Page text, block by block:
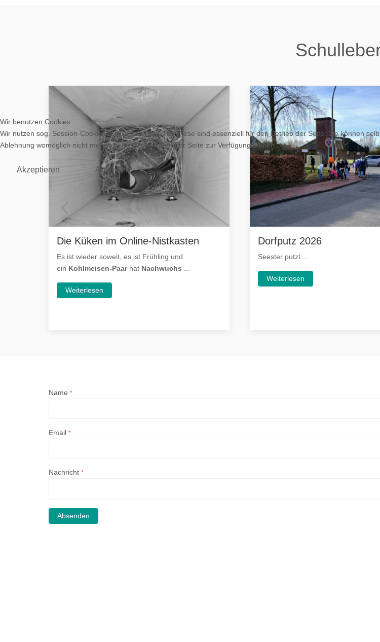
Die Küken im Online-Nistkasten
Es ist wieder soweit, es ist Frühling und
ein Kohlmeisen-Paarhat Nachwuchs
Weiterlesen
Dorfputz 2026
Seester putzt ...
Weiterlesen
Name *
Email *
Nachricht *
Absenden
Wir benutzen Cookies
Wir nutzen sog. Session-Cookies auf unserer Website. Diese sind essenziell für den Betrieb der Seite. Sie können
Ablehnung womöglich nicht mehr alle Funktionalitäten der Seite zur Verfügung stehen.
Akzeptieren Ablehnen